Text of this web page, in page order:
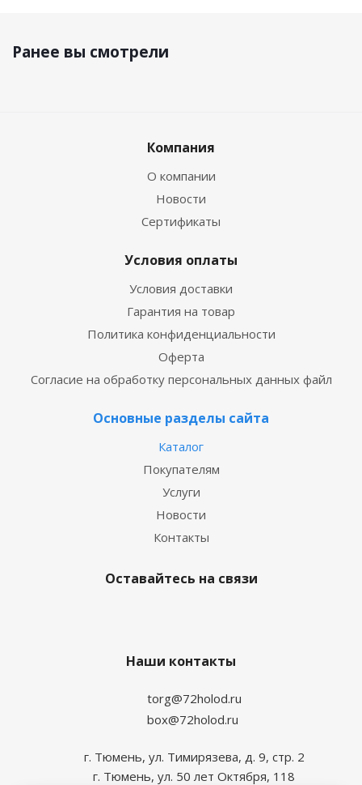
Ранее вы смотрели
Компания
О компании
Новости
Сертификаты
Условия оплаты
Условия доставки
Гарантия на товар
Политика конфиденциальности
Оферта
Согласие на обработку персональных данных файл
Основные разделы сайта
Каталог
Покупателям
Услуги
Новости
Контакты
Оставайтесь на связи
Наши контакты
torg@72holod.ru
box@72holod.ru
г. Тюмень, ул. Тимирязева, д. 9, стр. 2
г. Тюмень, ул. 50 лет Октября, 118